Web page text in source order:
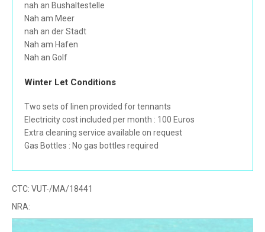
nah an Bushaltestelle
Nah am Meer
nah an der Stadt
Nah am Hafen
Nah an Golf
Winter Let Conditions
Two sets of linen provided for tennants
Electricity cost included per month : 100 Euros
Extra cleaning service available on request
Gas Bottles : No gas bottles required
CTC: VUT-/MA/18441
NRA: